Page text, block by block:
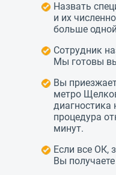
Назвать
и их
больше одной
Сотрудник
Мы готовы
Вы
метро
диагностика
процедура
минут.
Если все ОК,
Вы